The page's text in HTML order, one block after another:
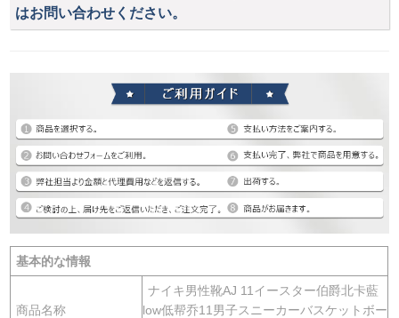
はお問い合わせください。
基本的な情報
商品名称
ナイキ男性靴AJ 11イースター伯爵北卡藍
low低帮乔11男子スニーカーバスケットボー